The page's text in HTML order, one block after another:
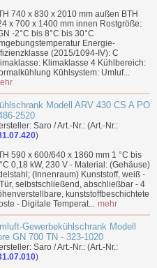
740 x 830 x 2010 mm außen BTH
x 700 x 1400 mm innen Rostgröße:
-2°C bis 8°C bis 30°C
Energie-
(2015/1094-IV): C
Klimaklasse 4 Kühlbereich:
Kühlsystem: Umluf...
Modell ARV 430 CS A PO
2520
Saro / Art.-Nr.: (Art.-Nr.:
)
590 x 600/640 x 1860 mm 1 °C bis
0,18 kW, 230 V - Material: (Gehäuse)
(Innenraum) Kunststoff, weiß -
selbstschließend, abschließbar - 4
kunststoffbeschichtete
- Digitale Temperat... mehr
Gewerbekühlschrank Modell
GN 700 TN - 323-1020
Saro / Art.-Nr.: (Art.-Nr.:
)